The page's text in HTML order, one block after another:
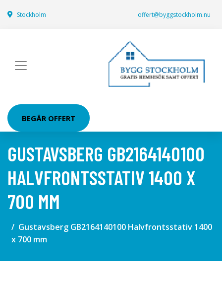
Stockholm offert@byggstockholm.nu
BEGÄR OFFERT
GUSTAVSBERG GB2164140100
HALVFRONTSSTATIV 1400 X
700 MM
Gustavsberg GB2164140100 Halvfrontsstativ 1400
x 700 mm